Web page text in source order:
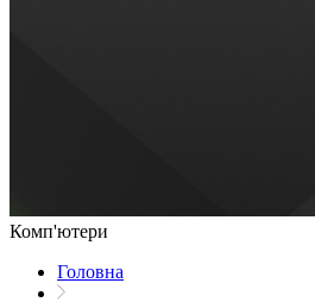
Комп'ютери
Головна